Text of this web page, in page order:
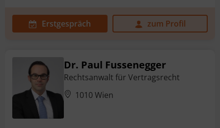
Erstgespräch zum Profil
Dr. Paul Fussenegger
Rechtsanwalt für Vertragsrecht
1010 Wien